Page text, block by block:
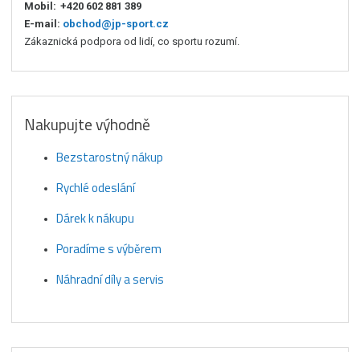
Mobil: +420 602 881 389
E-mail: obchod@jp-sport.cz
Zákaznická podpora od lidí, co sportu rozumí.
Nakupujte výhodně
Bezstarostný nákup
Rychlé odeslání
Dárek k nákupu
Poradíme s výběrem
Náhradní díly a servis